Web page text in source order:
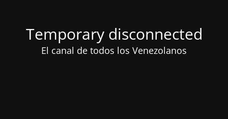
Temporary disconnected
El canal de todos los Venezolanos